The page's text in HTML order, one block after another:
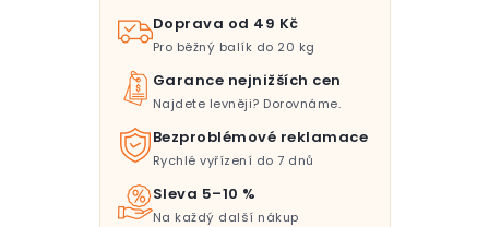
Doprava od 49 Kč
Pro běžný balík do 20 kg
Garance nejnižších cen
Najdete levněji? Dorovnáme.
Bezproblémové reklamace
Rychlé vyřízení do 7 dnů
Sleva 5–10 %
Na každý další nákup